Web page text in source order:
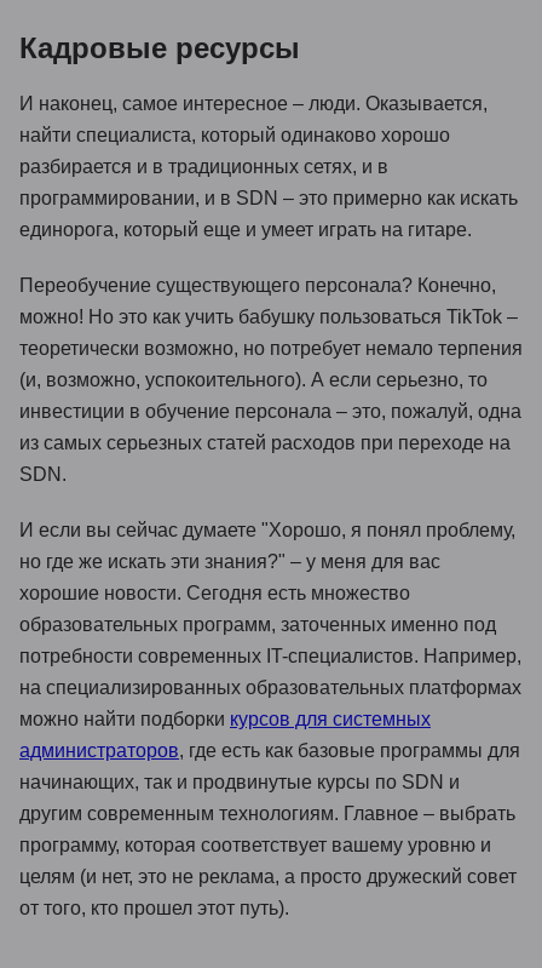
Кадровые ресурсы
И наконец, самое интересное – люди. Оказывается,
найти специалиста, который одинаково хорошо
разбирается и в традиционных сетях, и в
программировании, и в SDN – это примерно как искать
единорога, который еще и умеет играть на гитаре.
Переобучение существующего персонала? Конечно,
можно! Но это как учить бабушку пользоваться TikTok –
теоретически возможно, но потребует немало терпения
(и, возможно, успокоительного). А если серьезно, то
инвестиции в обучение персонала – это, пожалуй, одна
из самых серьезных статей расходов при переходе на
SDN.
И если вы сейчас думаете "Хорошо, я понял проблему,
но где же искать эти знания?" – у меня для вас
хорошие новости. Сегодня есть множество
образовательных программ, заточенных именно под
потребности современных IT-специалистов. Например,
на специализированных образовательных платформах
можно найти подборки курсов для системных
администраторов, где есть как базовые программы для
начинающих, так и продвинутые курсы по SDN и
другим современным технологиям. Главное – выбрать
программу, которая соответствует вашему уровню и
целям (и нет, это не реклама, а просто дружеский совет
от того, кто прошел этот путь).